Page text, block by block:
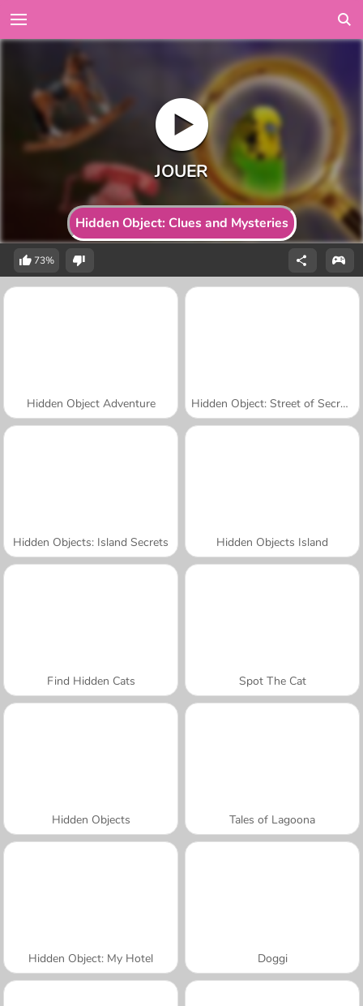
Hidden Object: Clues and Mysteries
73%
Hidden Object Adventure Hidden Object: Street of Secrets
Hidden Objects: Island Secrets Hidden Objects Island
Find Hidden Cats Spot The Cat
Hidden Objects Tales of Lagoona
Hidden Object: My Hotel Doggi